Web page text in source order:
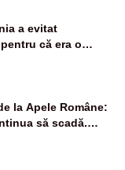
a evitat
că era o
și fondurile de
la Apele Române:
să scadă.
în 4 zile